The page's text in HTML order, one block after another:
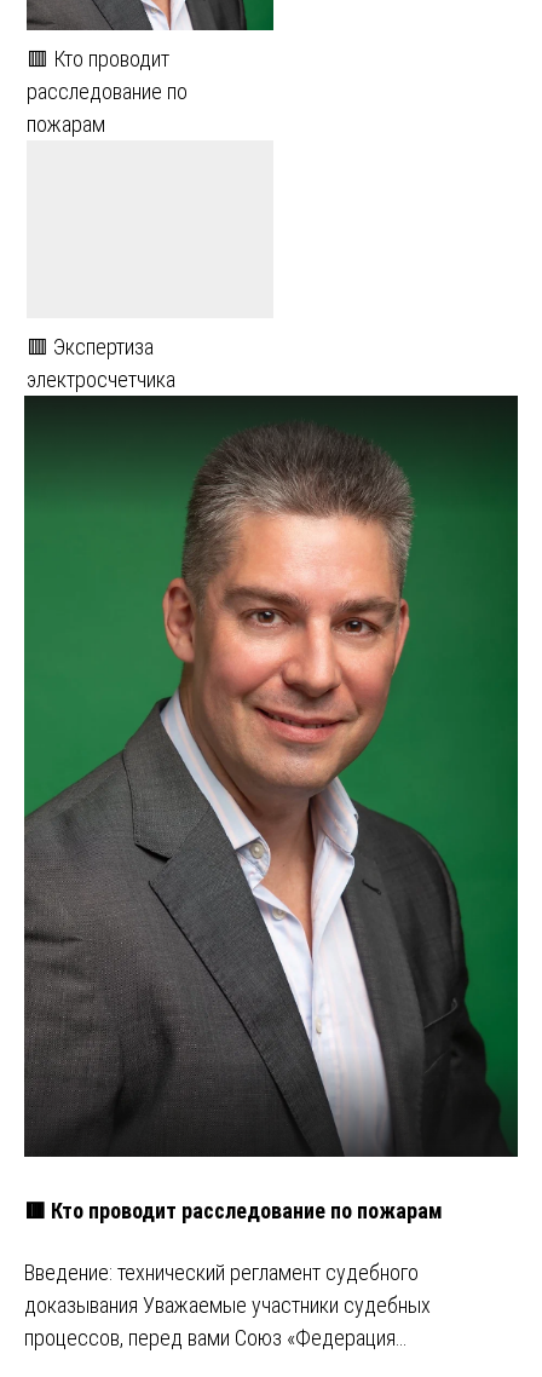
🟥 Кто проводит
расследование по
пожарам
🟥 Экспертиза
электросчетчика
🟥 Кто проводит расследование по пожарам
Введение: технический регламент судебного
доказывания Уважаемые участники судебных
процессов, перед вами Союз «Федерация…